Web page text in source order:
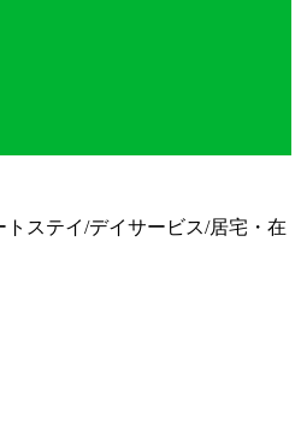
ステイ/デイサービス/居宅・在